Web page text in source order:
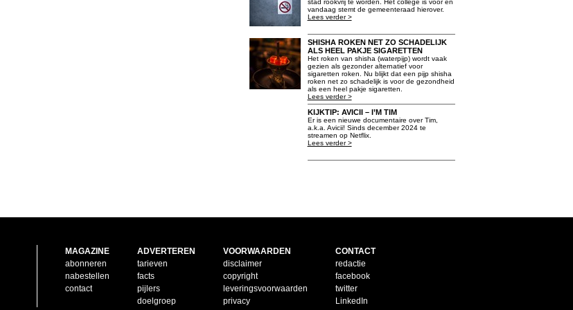
stad rookvrij te worden. Het college is voor en
vandaag stemt de gemeenteraad hierover.
Lees verder >
SHISHA ROKEN NET ZO SCHADELIJK
ALS HEEL PAKJE SIGARETTEN
Het roken van shisha (waterpijp) wordt vaak
gezien als gezonder alternatief voor
sigaretten roken. Nu blijkt dat een pijp shisha
roken net zo schadelijk is voor de gezondheid
als een heel pakje sigaretten.
Lees verder >
KIJKTIP: AVICII – I’M TIM
Er is een nieuwe documentaire over Tim,
a.k.a. Avicii! Sinds december 2024 te
streamen op Netflix.
Lees verder >
MAGAZINE
abonneren
nabestellen
contact
ADVERTEREN
tarieven
facts
pijlers
doelgroep
VOORWAARDEN
disclaimer
copyright
leveringsvoorwaarden
privacy
CONTACT
redactie
facebook
twitter
LinkedIn